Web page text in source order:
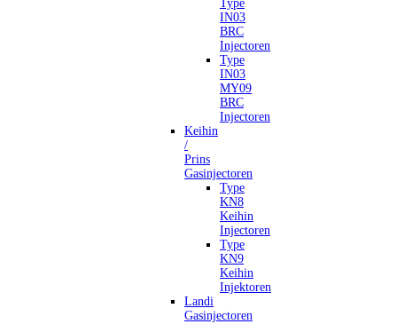
Type
IN03
BRC
Injectoren
Type
IN03
MY09
BRC
Injectoren
Keihin
/
Prins
Gasinjectoren
Type
KN8
Keihin
Injectoren
Type
KN9
Keihin
Injektoren
Landi
Gasinjectoren